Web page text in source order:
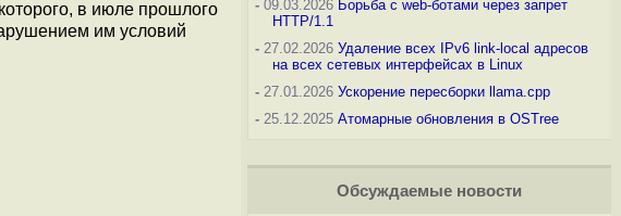
в июле прошлого
им условий
-09.03.2026 Борьба с web-ботами через запрет
HTTP/1.1
-27.02.2026 Удаление всех IPv6 link-local адресов
на всех сетевых интерфейсах в Linux
-27.01.2026 Ускорение пересборки llama.cpp
-25.12.2025 Атомарные обновления в OSTree
Обсуждаемые новости